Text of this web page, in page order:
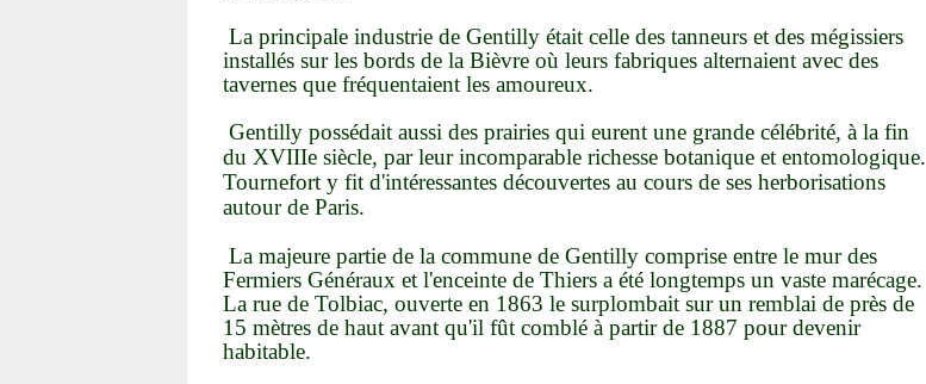
La principale industrie de Gentilly était celle des tanneurs et des mégissiers
installés sur les bords de la Bièvre où leurs fabriques alternaient avec des
tavernes que fréquentaient les amoureux.
Gentilly possédait aussi des prairies qui eurent une grande célébrité, à la fin
du XVIIIe siècle, par leur incomparable richesse botanique et entomologique.
Tournefort y fit d'intéressantes découvertes au cours de ses herborisations
autour de Paris.
La majeure partie de la commune de Gentilly comprise entre le mur des
Fermiers Généraux et l'enceinte de Thiers a été longtemps un vaste marécage.
La rue de Tolbiac, ouverte en 1863 le surplombait sur un remblai de près de
15 mètres de haut avant qu'il fût comblé à partir de 1887 pour devenir
habitable.